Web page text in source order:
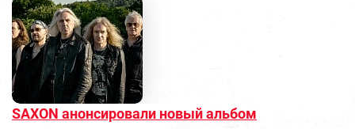
SAXON анонсировали новый альбом